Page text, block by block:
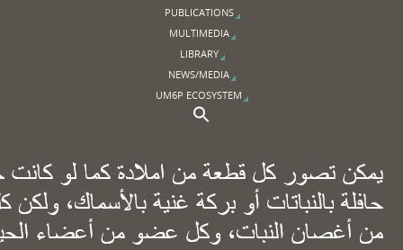
PUBLICATIONS
MULTIMEDIA
LIBRARY
NEWS/MEDIA
UM6P ECOSYSTEM
Search for:
Search Button